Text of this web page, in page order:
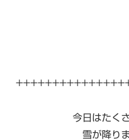
今日はたく
雪が降り